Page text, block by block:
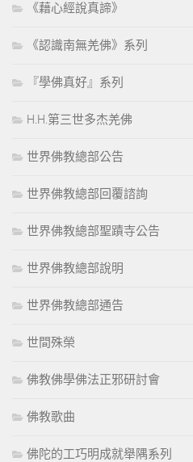
《藉心經說真諦》
《認識南無羌佛》系列
『學佛真好』系列
H.H.第三世多杰羌佛
世界佛教總部公告
世界佛教總部回覆諮詢
世界佛教總部聖蹟寺公告
世界佛教總部說明
世界佛教總部通告
世間殊榮
佛教佛學佛法正邪研討會
佛教歌曲
佛陀的工巧明成就舉隅系列